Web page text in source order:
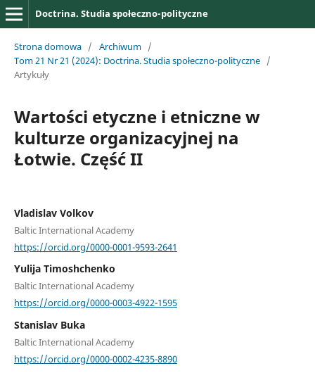
Doctrina. Studia społeczno-polityczne
Strona domowa / Archiwum /
Tom 21 Nr 21 (2024): Doctrina. Studia społeczno-polityczne /
Artykuły
Wartości etyczne i etniczne w
kulturze organizacyjnej na
Łotwie. Część II
Vladislav Volkov
Baltic International Academy
https://orcid.org/0000-0001-9593-2641
Yulija Timoshchenko
Baltic International Academy
https://orcid.org/0000-0003-4922-1595
Stanislav Buka
Baltic International Academy
https://orcid.org/0000-0002-4235-8890